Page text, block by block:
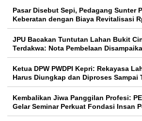
Pasar Disebut Sepi, Pedagang Sunter
Keberatan dengan Biaya Revitalisasi
JPU Bacakan Tuntutan Lahan Bukit
Terdakwa: Nota Pembelaan
Ketua DPW PWDPI Kepri: Rekayasa
Harus Diungkap dan Diproses Sampai
Kembalikan Jiwa Panggilan Profesi:
Gelar Seminar Perkuat Fondasi Insan